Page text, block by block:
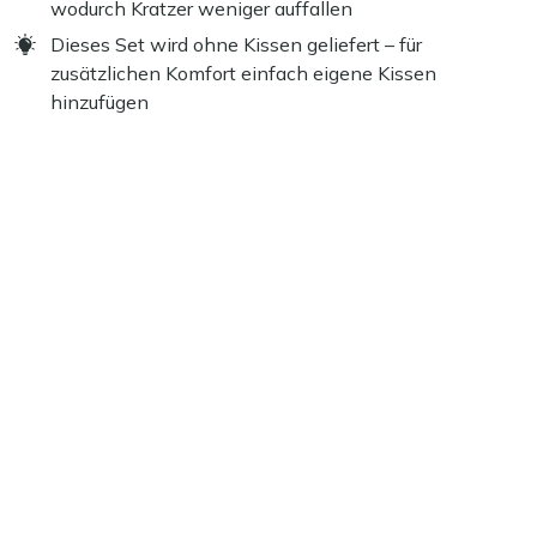
wodurch Kratzer weniger auffallen
Dieses Set wird ohne Kissen geliefert – für
zusätzlichen Komfort einfach eigene Kissen
hinzufügen